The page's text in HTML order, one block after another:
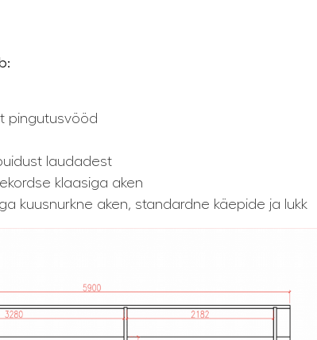
pingutusvööd
laudadest
klaasiga aken
kuusnurkne aken, standardne käepide ja lukk